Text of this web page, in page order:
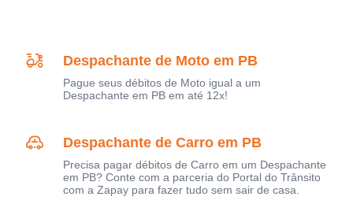
Despachante de Moto em PB
Pague seus débitos de Moto igual a um
Despachante em PB em até 12x!
Despachante de Carro em PB
Precisa pagar débitos de Carro em um Despachante
em PB? Conte com a parceria do Portal do Trânsito
com a Zapay para fazer tudo sem sair de casa.